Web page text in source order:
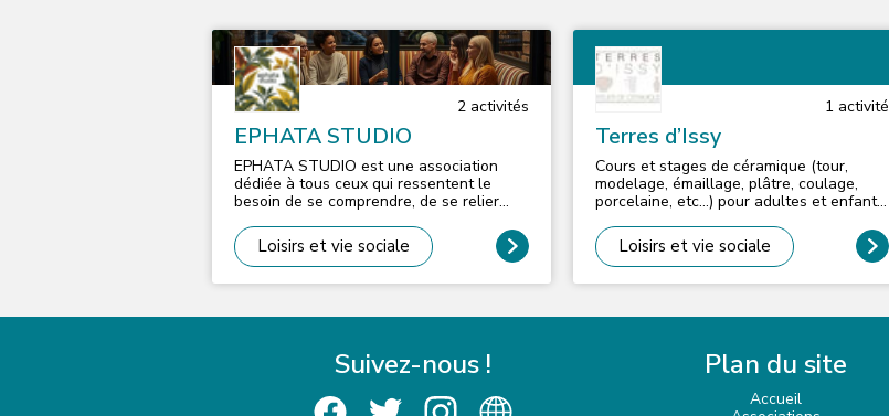
2activités
EPHATA STUDIO
EPHATA STUDIO est une association
dédiée à tous ceux qui ressentent le
besoin de se comprendre, de se relier
Depuis juin 2025, nous proposons des
cercles de parole, des séances de
codéveloppement et des ateliers soft
skills pour adultes dans un cadre
jugement, prendre du recul, réfléchir et
avancer concrètement dans sa vie
personnelle ou professionnelle.
Loisirs et vie sociale
1 activité
Terres d’Issy
Cours et stages de céramique (tour,
modelage, émaillage, plâtre, coulage,
porcelaine, etc…) pour adultes et enfants.
céramiques, expositions, masterclass
avec des céramistes de renommée
internationale.
Loisirs et vie sociale
Suivez-nous ! Plan du site
Accueil